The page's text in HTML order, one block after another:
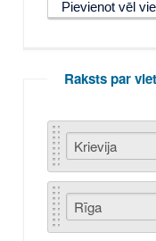
Raksts par